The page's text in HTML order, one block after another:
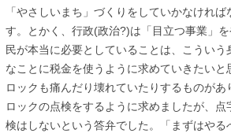
「やさしいまち」づくりをしていかなけれ
す。とかく、行政(政治?)は「目立つ事業」
民が本当に必要としていることは、こうい
なことに税金を使うように求めていきたい
ロックも痛んだり壊れていたりするものが
ロックの点検をするように求めましたが、
検はしないという答弁でした。「まずはやる